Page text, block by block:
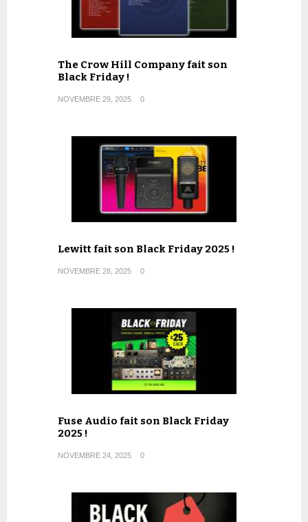
The Crow Hill Company fait son
Black Friday !
NOVEMBRE 29, 2025 0
Lewitt fait son Black Friday 2025 !
NOVEMBRE 28, 2025 0
Fuse Audio fait son Black Friday
2025 !
NOVEMBRE 24, 2025 0